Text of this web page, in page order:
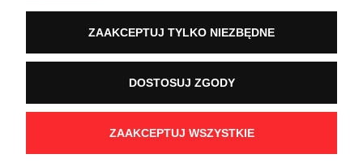
NASZE ODZNAKI
ZAAKCEPTUJ TYLKO NIEZBĘDNE
DOSTOSUJ ZGODY
ZAAKCEPTUJ WSZYSTKIE